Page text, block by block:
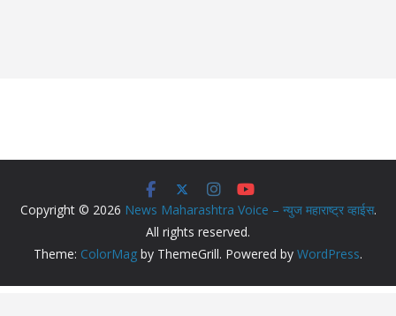
Copyright © 2026 News Maharashtra Voice – न्युज महाराष्ट्र व्हाईस.
All rights reserved.
Theme: ColorMag by ThemeGrill. Powered by WordPress.